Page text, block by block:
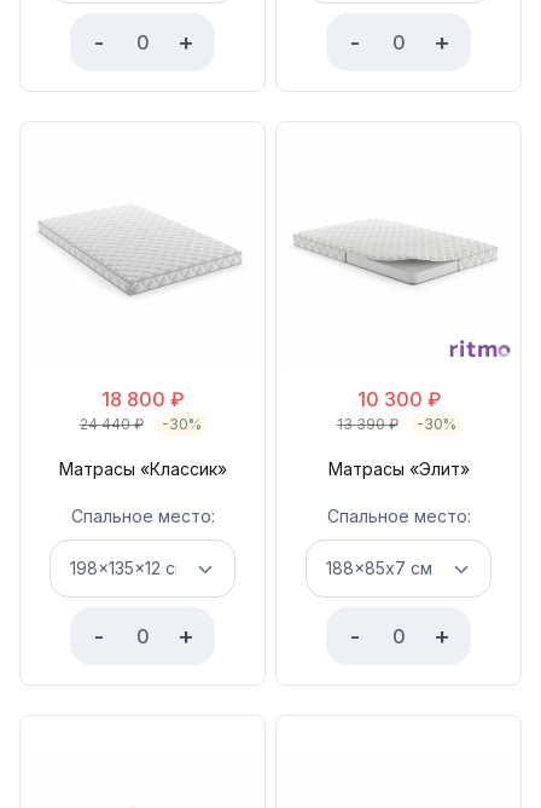
- + - +
18 800 ₽
24 440₽ -30%
Матрасы «Классик»
Спальное место:
- +
10 300 ₽
13 390₽ -30%
Матрасы «Элит»
Спальное место:
- +